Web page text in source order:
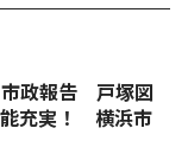
政報告 戸塚図
能充実！ 横浜市